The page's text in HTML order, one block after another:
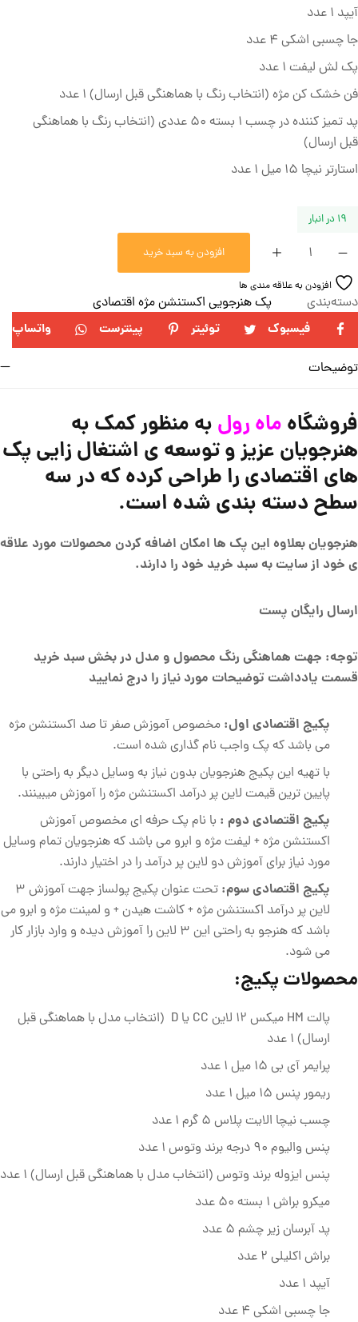
آیپد 1 عدد
جا چسبی اشکی 4 عدد
پک لش لیفت 1 عدد
فن خشک کن مژه (انتخاب رنگ با هماهنگی قبل ارسال) 1 عدد
پد تمیز کننده در چسب 1 بسته 50 عددی (انتخاب رنگ با هماهنگی
قبل ارسال)
استارتر نیچا 15 میل 1 عدد
19 در انبار
افزودن به سبد خرید
افزودن به علاقه مندی ها
دسته‌بندی
پک هنرجویی اکستنشن مژه اقتصادی
فیسبوک
توئیتر پینترست واتساپ
توضیحات
فروشگاه ماه رول به منظور کمک به
هنرجویان عزیز و توسعه ی اشتغال زایی پک
های اقتصادی را طراحی کرده که در سه
سطح دسته بندی شده است.
هنرجویان بعلاوه این پک ها امکان اضافه کردن محصولات مورد علاقه
ی خود از سایت به سبد خرید خود را دارند.
ارسال رایگان پست
توجه: جهت هماهنگی رنگ محصول و مدل در بخش سبد خرید
قسمت یادداشت توضیحات مورد نیاز را درج نمایید
پکیج اقتصادی اول: مخصوص آموزش صفر تا صد اکستنشن مژه
می باشد که پک واجب نام گذاری شده است.
با تهیه این پکیج هنرجویان بدون نیاز به وسایل دیگر به راحتی با
پایین ترین قیمت لاین پر درآمد اکستنشن مژه را آموزش میبینند.
پکیج اقتصادی دوم : با نام پک حرفه ای مخصوص آموزش
اکستنشن مژه + لیفت مژه و ابرو می باشد که هنرجویان تمام وسایل
مورد نیاز برای آموزش دو لاین پر درآمد را در اختیار دارند.
پکیج اقتصادی سوم:
تحت عنوان پکیج پولساز جهت آموزش 3
لاین پر درآمد اکستنشن مژه + کاشت هیدن + و لمینت مژه و ابرو می
باشد که هنرجو به راحتی این 3 لاین را آموزش دیده و وارد بازار کار
می شود.
محصولات پکیج:
پالت HM میکس 12 لاین CC یا D (انتخاب مدل با هماهنگی قبل
ارسال) 1 عدد
پرایمر آی بی 15 میل 1 عدد
ریمور پنس 15 میل 1 عدد
چسب نیچا الایت پلاس 5 گرم 1 عدد
پنس والیوم 90 درجه برند وتوس 1 عدد
پنس ایزوله برند وتوس (انتخاب مدل با هماهنگی قبل ارسال) 1 عدد
میکرو براش 1 بسته 50 عدد
پد آبرسان زیر چشم 5 عدد
براش اکلیلی 2 عدد
آیپد 1 عدد
جا چسبی اشکی 4 عدد